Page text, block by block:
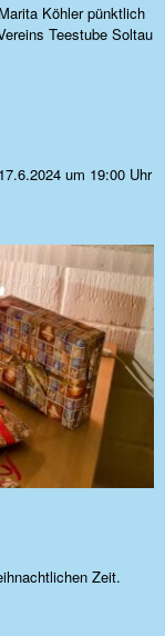
Köhler pünktlich
Teestube Soltau
um 19:00 Uhr
Zeit.